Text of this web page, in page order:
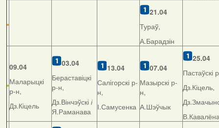
21.04
Тураў,
А.Барадзін
09.04
Маларыцкі
р-н,
Дз.Кіцель
03.04
Бераставіцкі
р-н,
Дз.Вінчэўскі і
Я.Раманава
13.04
Салігорскі р-
н,
І.Самусенка
07.04
Мазырскі р-
н,
А.Шэўчык
25.04
Пастаўскі
Дз.Кіцель,